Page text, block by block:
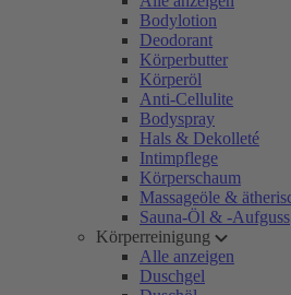
Bodylotion
Deodorant
Körperbutter
Körperöl
Anti-Cellulite
Bodyspray
Hals & Dekolleté
Intimpflege
Körperschaum
Massageöle &
Sauna-Öl & -Aufguss
Körperreinigung
Alle anzeigen
Duschgel